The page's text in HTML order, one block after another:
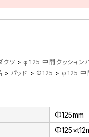
クツ > φ125 中間クッション
> パッド > Φ125 > φ125 中
Φ125mm